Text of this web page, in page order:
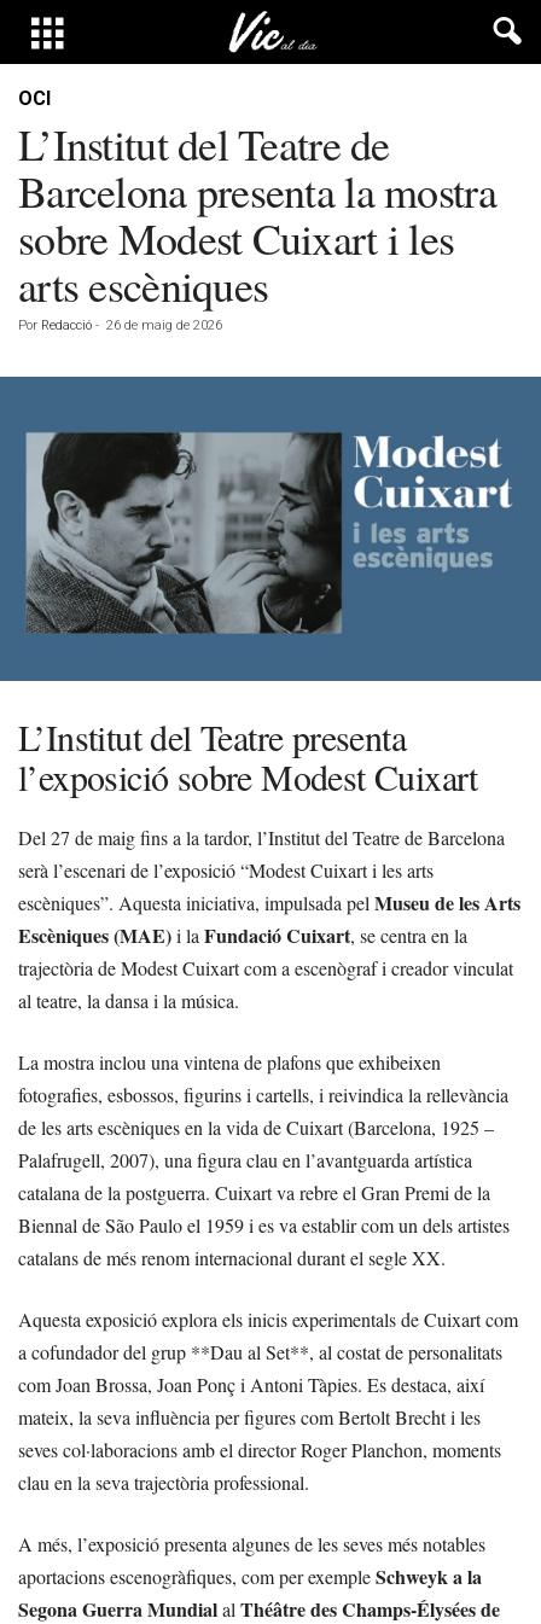
OCI
L’Institut del Teatre de
Barcelona presenta la mostra
sobre Modest Cuixart i les
arts escèniques
Por Redacció - 26 de maig de 2026
L’Institut del Teatre presenta
l’exposició sobre Modest Cuixart
Del 27 de maig fins a la tardor, l’Institut del Teatre de Barcelona
serà l’escenari de l’exposició “Modest Cuixart i les arts
escèniques”. Aquesta iniciativa, impulsada pel Museu de les Arts
Escèniques (MAE)i la Fundació Cuixart, se centra en la
trajectòria de Modest Cuixart com a escenògraf i creador vinculat
al teatre, la dansa i la música.
La mostra inclou una vintena de plafons que exhibeixen
fotografies, esbossos, figurins i cartells, i reivindica la rellevància
de les arts escèniques en la vida de Cuixart (Barcelona, 1925 –
Palafrugell, 2007), una figura clau en l’avantguarda artística
catalana de la postguerra. Cuixart va rebre el Gran Premi de la
Biennal de São Paulo el 1959 i es va establir com un dels artistes
catalans de més renom internacional durant el segle XX.
Aquesta exposició explora els inicis experimentals de Cuixart com
a cofundador del grup **Dau al Set**, al costat de personalitats
com Joan Brossa, Joan Ponç i Antoni Tàpies. Es destaca, així
mateix, la seva influència per figures com Bertolt Brecht i les
seves col·laboracions amb el director Roger Planchon, moments
clau en la seva trajectòria professional.
A més, l’exposició presenta algunes de les seves més notables
aportacions escenogràfiques, com per exempleSchweyk a la
Segona Guerra Mundialal Théâtre des Champs-Élysées de